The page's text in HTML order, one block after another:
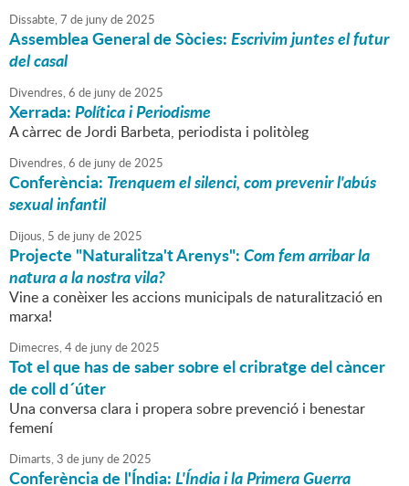
Dissabte,7 de junyde2025
Assemblea General de Sòcies:Escrivim juntes el futur
del casal
Divendres,6 de junyde2025
Xerrada:Política i Periodisme
A càrrec de Jordi Barbeta, periodista i politòleg
Divendres,6 de junyde2025
Conferència: Trenquem el silenci, com prevenir l'abús
sexual infantil
Dijous, 5 de junyde2025
Projecte "Naturalitza't Arenys":Com fem arribar la
natura a la nostra vila?
Vine a conèixer les accions municipals de naturalització en
marxa!
Dimecres,4de junyde2025
Tot el que has de saber sobre el cribratge del càncer
de coll d´úter
Una conversa clara i propera sobre prevenció i benestar
femení
Dimarts,3 de junyde2025
Conferència de l'Índia:L'Índia i la Primera Guerra